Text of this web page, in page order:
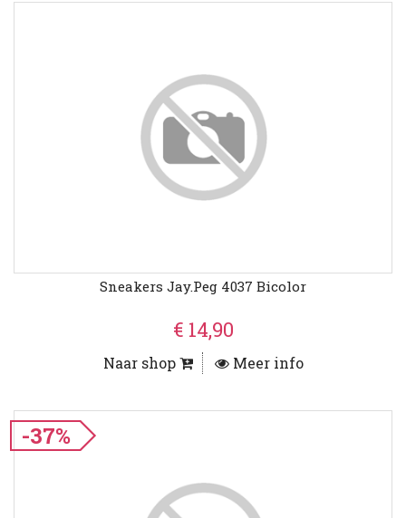
Sneakers Jay.peg 4037 Bicolor
€ 14,90
Naar shop Meer info
-37%